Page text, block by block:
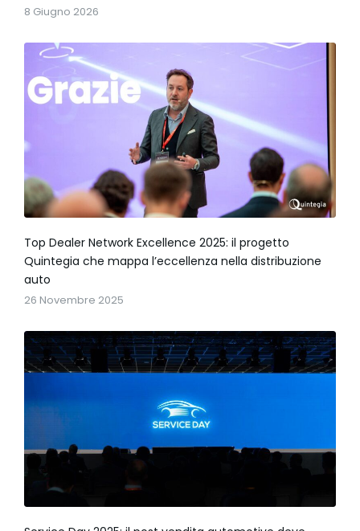
8 Giugno 2026
Top Dealer Network Excellence 2025: il progetto
Quintegia che mappa l’eccellenza nella distribuzione
auto
26 Novembre 2025